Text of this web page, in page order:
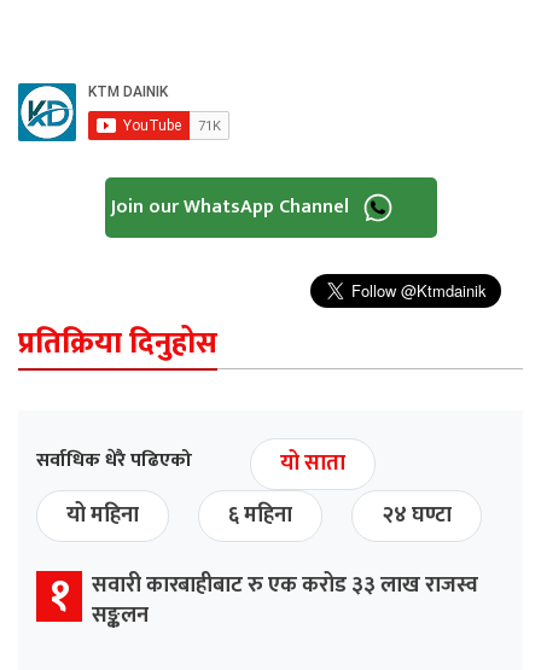
Join our WhatsApp Channel
प्रतिक्रिया दिनुहोस
सर्वाधिक धेरै पढिएको
यो साता
यो महिना
६ महिना २४ घण्टा
१ सवारी कारबाहीबाट रु एक करोड ३३ लाख राजस्व
सङ्कलन